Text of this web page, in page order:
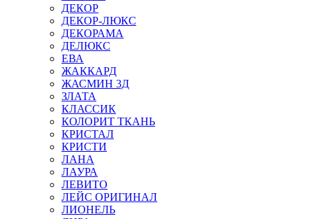
ДЕКОР
ДЕКОР-ЛЮКС
ДЕКОРАМА
ДЕЛЮКС
ЕВА
ЖАККАРД
ЖАСМИН 3Д
ЗЛАТА
КЛАССИК
КОЛОРИТ ТКАНЬ
КРИСТАЛ
КРИСТИ
ЛАНА
ЛАУРА
ЛЕВИТО
ЛЕЙС ОРИГИНАЛ
ЛИОНЕЛЬ